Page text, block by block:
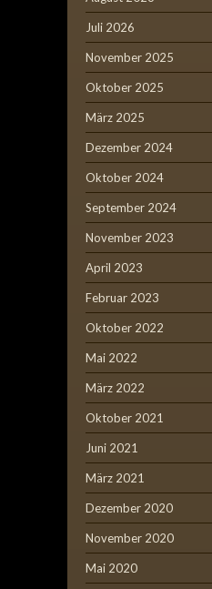
Juli 2026
November 2025
Oktober 2025
März 2025
Dezember 2024
Oktober 2024
September 2024
November 2023
April 2023
Februar 2023
Oktober 2022
Mai 2022
März 2022
Oktober 2021
Juni 2021
März 2021
Dezember 2020
November 2020
Mai 2020